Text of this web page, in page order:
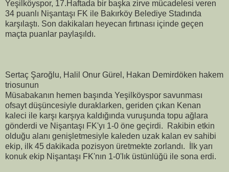
Yeşilköyspor, 17.Haftada bir başka zirve mücadelesi veren
34 puanlı Nişantaşı FK ile Bakırköy Belediye Stadında
karşılaştı. Son dakikaları heyecan fırtınası içinde geçen
maçta puanlar paylaşıldı.
Sertaç Şaroğlu, Halil Onur Gürel, Hakan Demirdöken hakem
triosunun
Müsabakanın hemen başında Yeşilköyspor savunması
ofsayt düşüncesiyle duraklarken, geriden çıkan Kenan
kaleci ile karşı karşıya kaldığında vuruşunda topu ağlara
gönderdi ve Nişantaşı FK'yı 1-0 öne geçirdi. Rakibin etkin
olduğu alanı genişletmesiyle kaleden uzak kalan ev sahibi
ekip, ilk 45 dakikada pozisyon üretmekte zorlandı. İlk yarı
konuk ekip Nişantaşı FK'nın 1-0'lık üstünlüğü ile sona erdi.